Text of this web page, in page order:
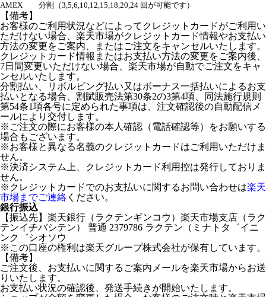
AMEX
分割（3,5,6,10,12,15,18,20,24 回が可能です）
【備考】
お客様のご利用状況などによってクレジットカードがご利用い
ただけない場合、楽天市場がクレジットカード情報やお支払い
方法の変更をご案内、またはご注文をキャンセルいたします。
クレジットカード情報またはお支払い方法の変更をご案内後、
7日間変更いただけない場合、楽天市場が自動でご注文をキャ
ンセルいたします。
分割払い、リボルビング払い又はボーナス一括払いによるお支
払いとなる場合、割賦販売法第30条2の3第4項、同法施行規則
第54条1項各号に定められた事項は、注文確認後の自動配信メ
ールにより交付します。
※ご注文の際にお客様の本人確認（電話確認等）をお願いする
場合もございます。
※お客様と異なる名義のクレジットカードはご利用いただけま
せん。
※決済システム上、クレジットカード利用控は発行しておりま
せん。
※クレジットカードでのお支払いに関するお問い合わせは楽天
市場までご連絡 ください。
銀行振込
【振込先】楽天銀行（ラクテンギンコウ）楽天市場支店（ラク
テンイチバシテン） 普通 2379786 ラクテン（ミナトタ゛イニ
ンク゛シオソウ
※この口座の権利は楽天グループ株式会社が保有しています。
【備考】
ご注文後、お支払いに関するご案内メールを楽天市場からお送
りいたします。
お支払い状況の確認後、発送手続きが開始いたします。